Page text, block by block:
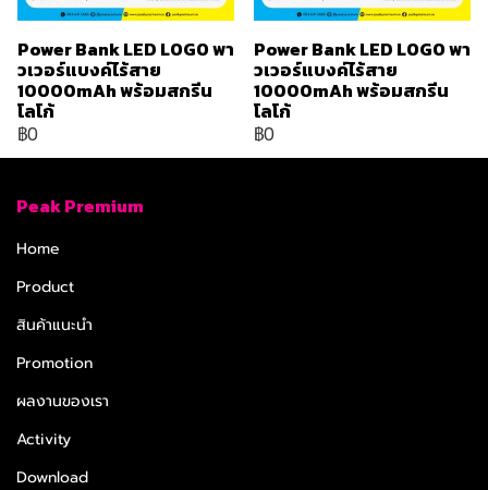
Power Bank LED LOGO พา
วเวอร์แบงค์ไร้สาย
10000mAh พร้อมสกรีน
โลโก้
฿0
Power Bank LED LOGO พา
วเวอร์แบงค์ไร้สาย
10000mAh พร้อมสกรีน
โลโก้
฿0
Peak Premium
Home
Product
สินค้าแนะนำ
Promotion
ผลงานของเรา
Activity
Download